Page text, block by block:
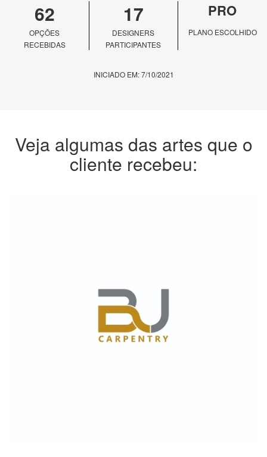
62
OPÇÕES
RECEBIDAS
17
DESIGNERS
PARTICIPANTES
PRO
PLANO ESCOLHIDO
INICIADO EM: 7/10/2021
Veja algumas das artes que o
cliente recebeu: